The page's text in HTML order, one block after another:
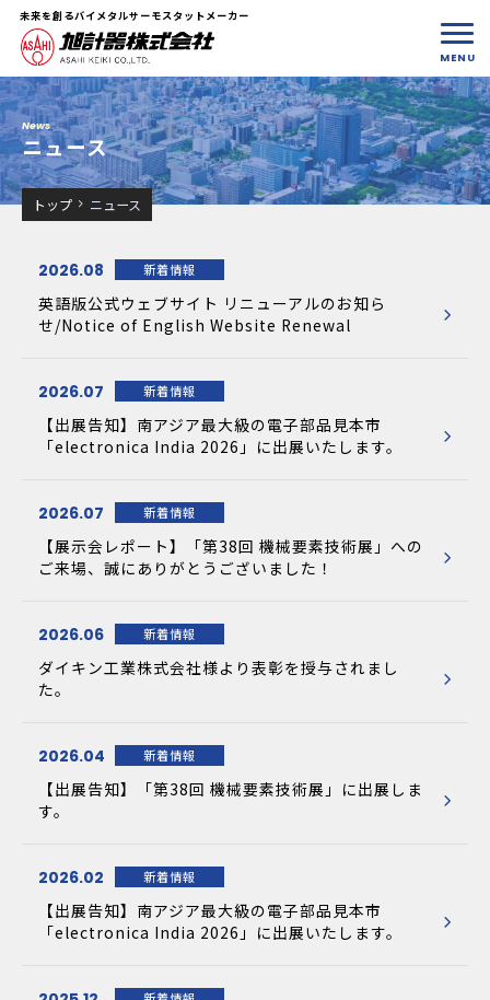
未来を創るバイメタルサーモスタットメーカー
News
ニュース
トップ ニュース
英語版公式ウェブサイト リニューアルのお知ら
せ/Notice of English Website Renewal
新着情報
2026.08
【出展告知】南アジア最大級の電子部品見本市
「electronica India 2026」に出展いたします。
新着情報
2026.07
【展示会レポート】「第38回 機械要素技術展」への
ご来場、誠にありがとうございました！
新着情報
2026.07
ダイキン工業株式会社様より表彰を授与されまし
た。
新着情報
2026.06
【出展告知】「第38回 機械要素技術展」に出展しま
す。
新着情報
2026.04
【出展告知】南アジア最大級の電子部品見本市
「electronica India 2026」に出展いたします。
新着情報
2026.02